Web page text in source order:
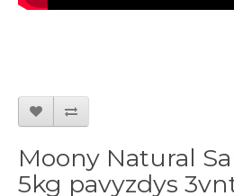
Moony Natural
5kg pavyzdys